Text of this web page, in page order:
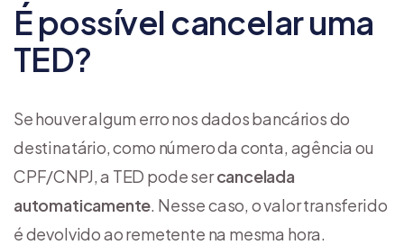
É possível cancelar uma
TED?
Se houver algum erro nos dados bancários do
destinatário, como número da conta, agência ou
CPF/CNPJ, a TED pode sercancelada
automaticamente. Nesse caso, o valor transferido
é devolvido ao remetente na mesma hora.